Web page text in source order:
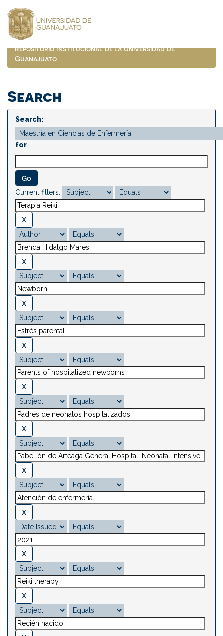
navigation
Repositorio Institucional de la Universidad de
Guanajuato
Search
Search:
for
Current filters: